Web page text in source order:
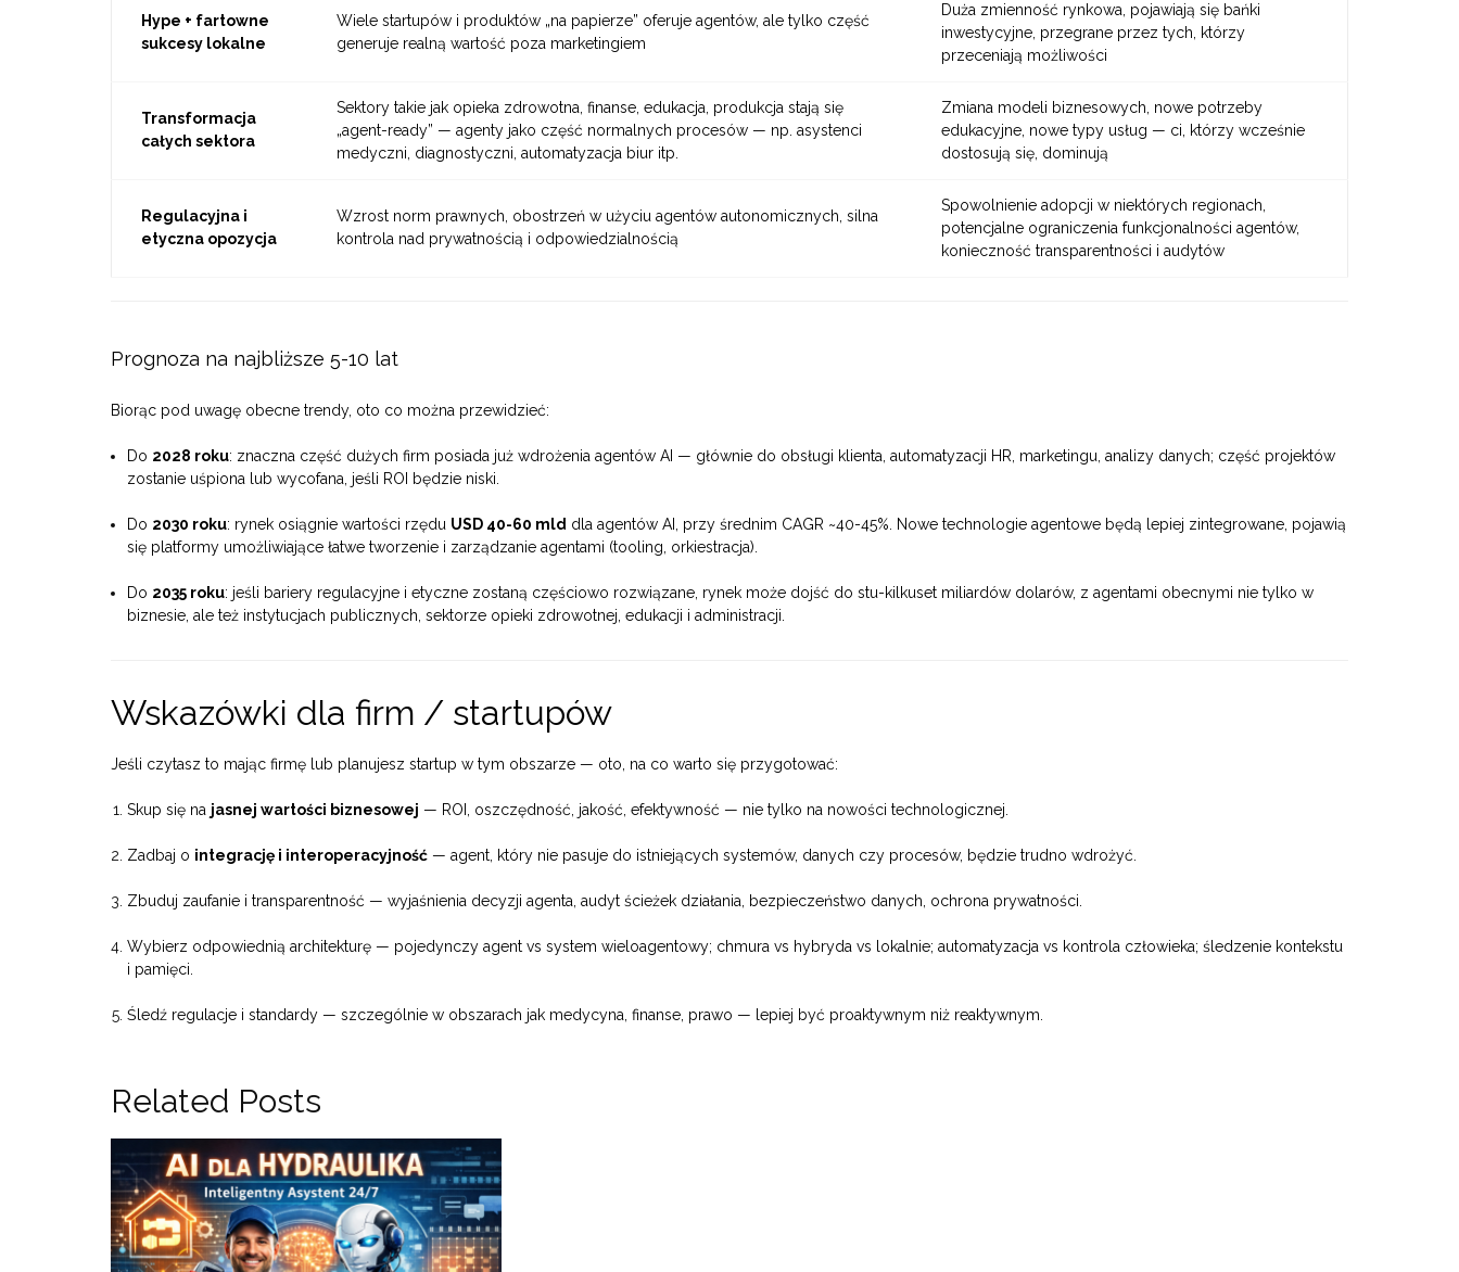
Hype + fartowne
sukcesy lokalne
Wiele startupów i produktów „na papierze” oferuje agentów, ale tylko część
generuje realną wartość poza marketingiem
Duża zmienność rynkowa, pojawiają się bańki
inwestycyjne, przegrane przez tych, którzy
przeceniają możliwości
Transformacja
całych sektora
Sektory takie jak opieka zdrowotna, finanse, edukacja, produkcja stają się
„agent-ready” — agenty jako część normalnych procesów — np. asystenci
medyczni, diagnostyczni, automatyzacja biur itp.
Zmiana modeli biznesowych, nowe potrzeby
edukacyjne, nowe typy usług — ci, którzy wcześnie
dostosują się, dominują
Regulacyjna i
etyczna opozycja
Wzrost norm prawnych, obostrzeń w użyciu agentów autonomicznych, silna
kontrola nad prywatnością i odpowiedzialnością
Spowolnienie adopcji w niektórych regionach,
potencjalne ograniczenia funkcjonalności agentów,
konieczność transparentności i audytów
Prognoza na najbliższe 5-10 lat
Biorąc pod uwagę obecne trendy, oto co można przewidzieć:
Do 2028 roku: znaczna część dużych firm posiada już wdrożenia agentów AI — głównie do obsługi klienta, automatyzacji HR, marketingu, analizy danych; część projektów
zostanie uśpiona lub wycofana, jeśli ROI będzie niski.
Do 2030 roku: rynek osiągnie wartości rzędu USD 40-60 mld dla agentów AI, przy średnim CAGR ~40-45%. Nowe technologie agentowe będą lepiej zintegrowane, pojawią
się platformy umożliwiające łatwe tworzenie i zarządzanie agentami (tooling, orkiestracja).
Do 2035 roku: jeśli bariery regulacyjne i etyczne zostaną częściowo rozwiązane, rynek może dojść do stu-kilkuset miliardów dolarów, z agentami obecnymi nie tylko w
biznesie, ale też instytucjach publicznych, sektorze opieki zdrowotnej, edukacji i administracji.
Wskazówki dla firm / startupów
Jeśli czytasz to mając firmę lub planujesz startup w tym obszarze — oto, na co warto się przygotować:
Skup się na jasnej wartości biznesowej — ROI, oszczędność, jakość, efektywność — nie tylko na nowości technologicznej.
Zadbaj o integrację i interoperacyjność — agent, który nie pasuje do istniejących systemów, danych czy procesów, będzie trudno wdrożyć.
Zbuduj zaufanie i transparentność — wyjaśnienia decyzji agenta, audyt ścieżek działania, bezpieczeństwo danych, ochrona prywatności.
Wybierz odpowiednią architekturę — pojedynczy agent vs system wieloagentowy; chmura vs hybryda vs lokalnie; automatyzacja vs kontrola człowieka; śledzenie kontekstu
i pamięci.
Śledź regulacje i standardy — szczególnie w obszarach jak medycyna, finanse, prawo — lepiej być proaktywnym niż reaktywnym.
Related Posts